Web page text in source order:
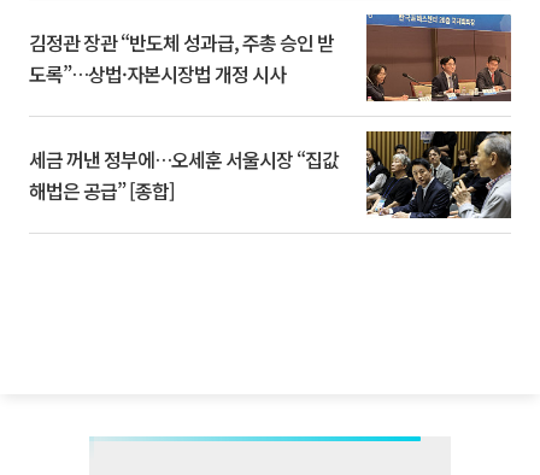
김정관 장관 “반도체 성과급, 주총 승인 받
도록”…상법·자본시장법 개정 시사
세금 꺼낸 정부에…오세훈 서울시장 “집값
해법은 공급” [종합]